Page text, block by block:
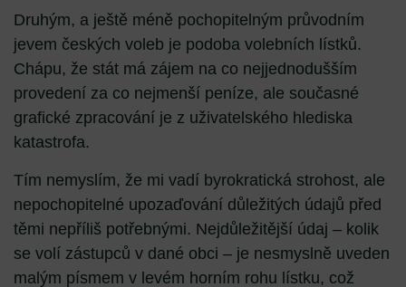
Druhým, a ještě méně pochopitelným průvodním
jevem českých voleb je podoba volebních lístků.
Chápu, že stát má zájem na co nejjednodušším
provedení za co nejmenší peníze, ale současné
grafické zpracování je z uživatelského hlediska
katastrofa.
Tím nemyslím, že mi vadí byrokratická strohost, ale
nepochopitelné upozaďování důležitých údajů před
těmi nepříliš potřebnými. Nejdůležitější údaj – kolik
se volí zástupců v dané obci – je nesmyslně uveden
malým písmem v levém horním rohu lístku, což